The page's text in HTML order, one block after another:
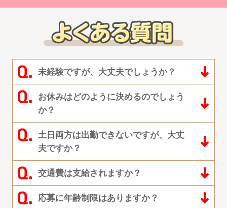
未経験ですが、大丈夫でしょうか？
お休みはどのように決めるのでしょう
か？
土日両方は出勤できないですが、大丈
夫ですか？
交通費は支給されますか？
応募に年齢制限はありますか？